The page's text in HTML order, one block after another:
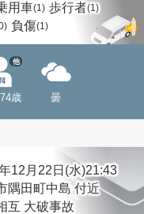
用車(1) 歩行者(1)
負傷(1)
歳
他
曇
12月22日(水)21:43
隅田町中島 付近
互 大破事故